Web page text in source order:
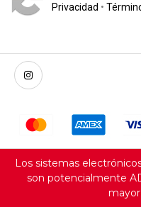
Privacidad •
Los sistemas
son potencialmente